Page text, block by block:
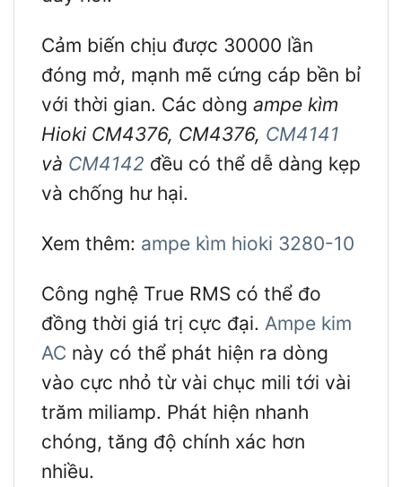
Cảm biến chịu được 30000 lần
đóng mở, mạnh mẽ cứng cáp bền bỉ
với thời gian. Các dòng ampe kìm
HiokiCM4376, CM4376, CM4141
và CM4142 đều có thể dễ dàng kẹp
và chống hư hại.
Xem thêm: ampe kìm hioki 3280-10
Công nghệ True RMS có thể đo
đồng thời giá trị cực đại. Ampe kim
AC này có thể phát hiện ra dòng
vào cực nhỏ từ vài chục mili tới vài
trăm miliamp. Phát hiện nhanh
chóng, tăng độ chính xác hơn
nhiều.